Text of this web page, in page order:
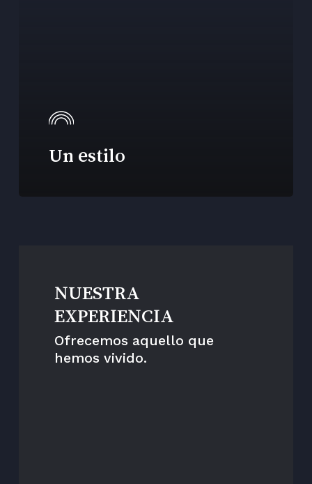
Un estilo
NUESTRA
EXPERIENCIA
Ofrecemos aquello que
hemos vivido.